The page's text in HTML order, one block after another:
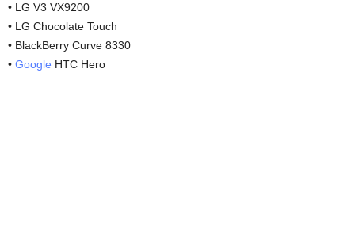
• LG V3 VX9200
• LG Chocolate Touch
• BlackBerry Curve 8330
• Google HTC Hero